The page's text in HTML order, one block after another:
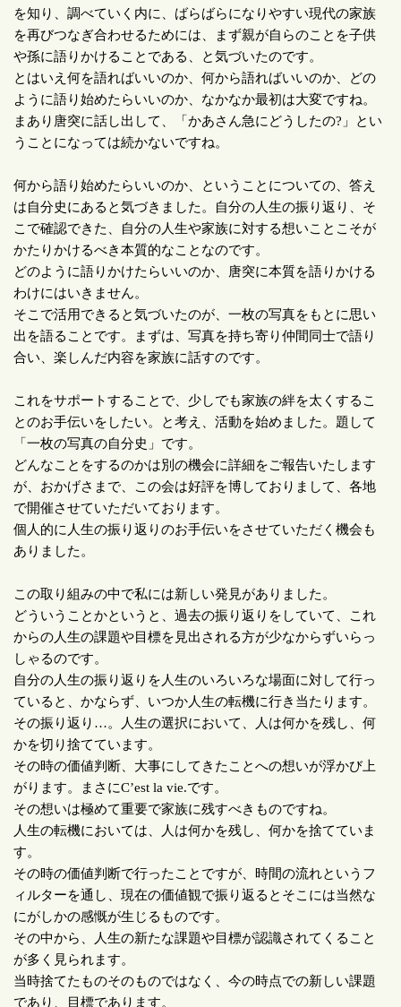
を知り、調べていく内に、ばらばらになりやすい現代の家族
を再びつなぎ合わせるためには、まず親が自らのことを子供
や孫に語りかけることである、と気づいたのです。
とはいえ何を語ればいいのか、何から語ればいいのか、どの
ように語り始めたらいいのか、なかなか最初は大変ですね。
まあり唐突に話し出して、「かあさん急にどうしたの? 」とい
うことになっては続かないですね。
何から語り始めたらいいのか、ということについての、答え
は自分史にあると気づきました。自分の人生の振り返り、そ
こで確認できた、自分の人生や家族に対する想いことこそが
かたりかけるべき本質的なことなのです。
どのように語りかけたらいいのか、唐突に本質を語りかける
わけにはいきません。
そこで活用できると気づいたのが、一枚の写真をもとに思い
出を語ることです。まずは、写真を持ち寄り仲間同士で語り
合い、楽しんだ内容を家族に話すのです。
これをサポートすることで、少しでも家族の絆を太くするこ
とのお手伝いをしたい。と考え、活動を始めました。題して
「一枚の写真の自分史」です。
どんなことをするのかは別の機会に詳細をご報告いたします
が、おかげさまで、この会は好評を博しておりまして、各地
で開催させていただいております。
個人的に人生の振り返りのお手伝いをさせていただく機会も
ありました。
この取り組みの中で私には新しい発見がありました。
どういうことかというと、過去の振り返りをしていて、これ
からの人生の課題や目標を見出される方が少なからずいらっ
しゃるのです。
自分の人生の振り返りを人生のいろいろな場面に対して行っ
ていると、かならず、いつか人生の転機に行き当たります。
その振り返り …。人生の選択において、人は何かを残し、何
かを切り捨てています。
その時の価値判断、大事にしてきたことへの想いが浮かび上
がります。まさにC’est la vie.です。
その想いは極めて重要で家族に残すべきものですね。
人生の転機においては、人は何かを残し、何かを捨てていま
す。
その時の価値判断で行ったことですが、時間の流れというフ
ィルターを通し、現在の価値観で振り返るとそこには当然な
にがしかの感慨が生じるものです。
その中から、人生の新たな課題や目標が認識されてくること
が多く見られます。
当時捨てたものそのものではなく、今の時点での新しい課題
であり、目標であります。